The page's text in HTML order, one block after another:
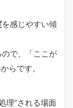
を感じやすい傾
で、「ここが
らです。
理”される場面